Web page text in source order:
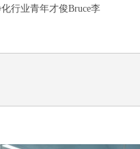
行业青年才俊Bruce李